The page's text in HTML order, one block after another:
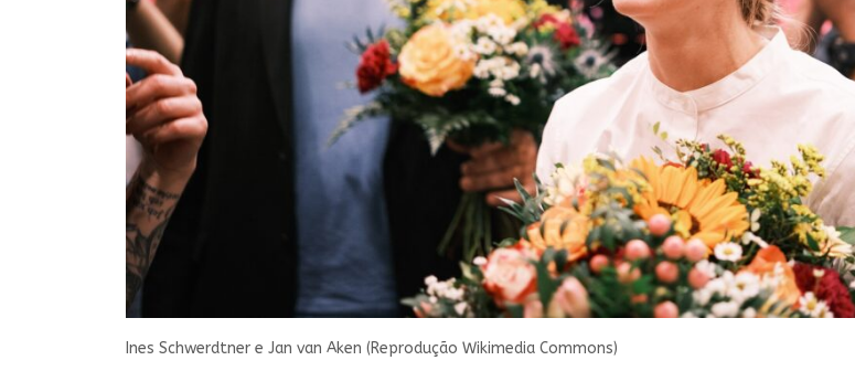
Ines Schwerdtner e Jan van Aken (Reprodução Wikimedia Commons)